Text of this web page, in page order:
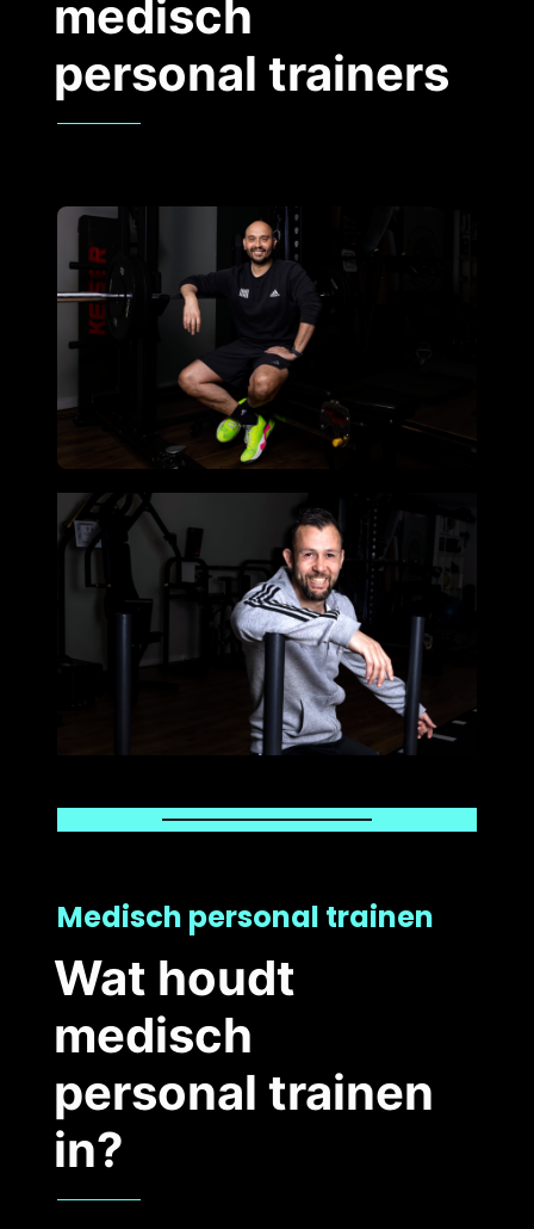
medisch
personal trainers
Medisch personal trainen
Wat houdt
medisch
personal trainen
in?